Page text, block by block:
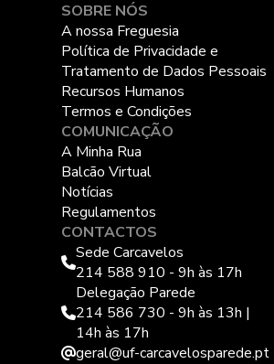
SOBRE NÓS
A nossa Freguesia
Política de Privacidade e
Tratamento de Dados Pessoais
Recursos Humanos
Termos e Condições
COMUNICAÇÃO
A Minha Rua
Balcão Virtual
Notícias
Regulamentos
CONTACTOS
Sede Carcavelos
214 588 910 - 9h às 17h
Delegação Parede
214 586 730 - 9h às 13h |
14h às 17h
geral@uf-carcavelosparede.pt